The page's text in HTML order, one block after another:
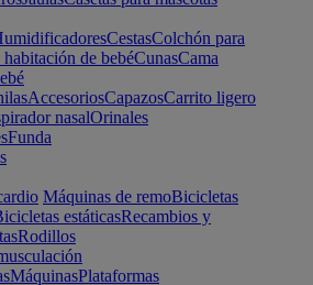
CestasColchón para
de bebéCunasCama
AccesoriosCapazosCarrito ligero
nasalOrinales
Funda
Máquinas de remoBicicletas
estáticasRecambios y
Rodillos
MáquinasPlataformas